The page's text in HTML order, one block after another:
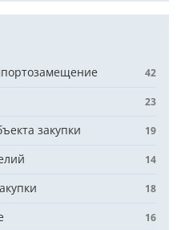
42
23
закупки 19
14
18
16